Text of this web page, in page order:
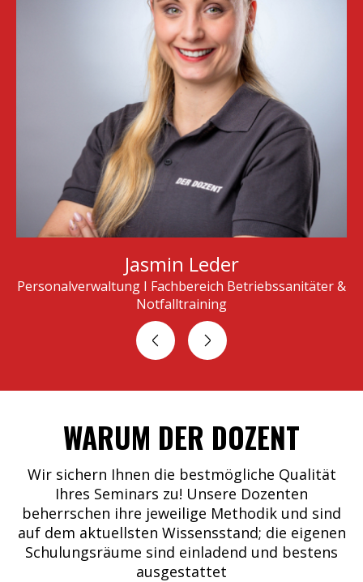
Christian Leder (M.A.)
Geschäftsführer
WARUM DER DOZENT
Wir sichern Ihnen die bestmögliche Qualität
Ihres Seminars zu! Unsere Dozenten
beherrschen ihre jeweilige Methodik und sind
auf dem aktuellsten Wissensstand; die eigenen
Schulungsräume sind einladend und bestens
ausgestattet